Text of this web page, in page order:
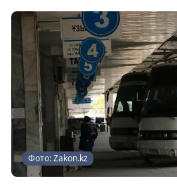
Фото: Zakon.kz